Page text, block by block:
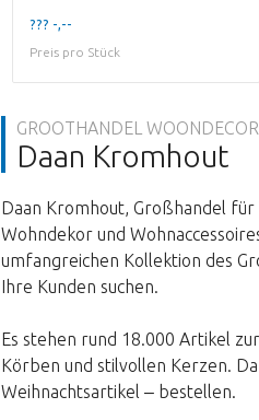
??? -,--
Preis pro Stück
GROOTHANDEL
Daan Kromhout
Daan Kromhout, Großhandel
Wohndekor und
umfangreichen Kollektion des
Ihre Kunden suchen.
Es stehen rund 18.000 Artikel
Körben und stilvollen Kerzen.
Weihnachtsartikel ‒ bestellen.